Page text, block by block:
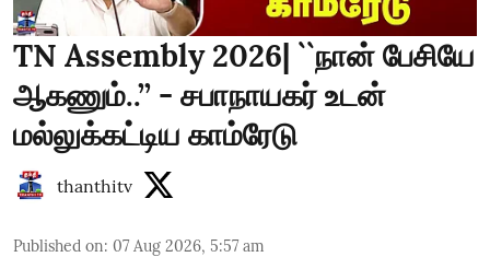
TN Assembly 2026| ``நான் பேசியே
ஆகணும்..’’ - சபாநாயகர் உடன்
மல்லுக்கட்டிய காம்ரேடு
thanthitv
Published on: 07 Aug 2026, 5:57 am